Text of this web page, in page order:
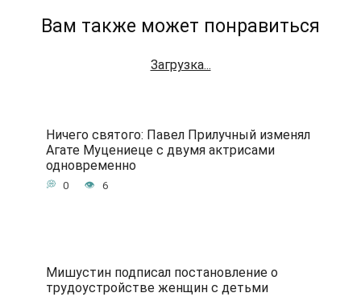
Вам также может понравиться
Загрузка...
Ничего святого: Павел Прилучный изменял
Агате Муцениеце с двумя актрисами
одновременно
0 6
Мишустин подписал постановление о
трудоустройстве женщин с детьми